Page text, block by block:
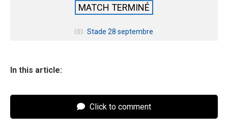
MATCH TERMINÉ
Stade 28 septembre
In this article:
Click to comment